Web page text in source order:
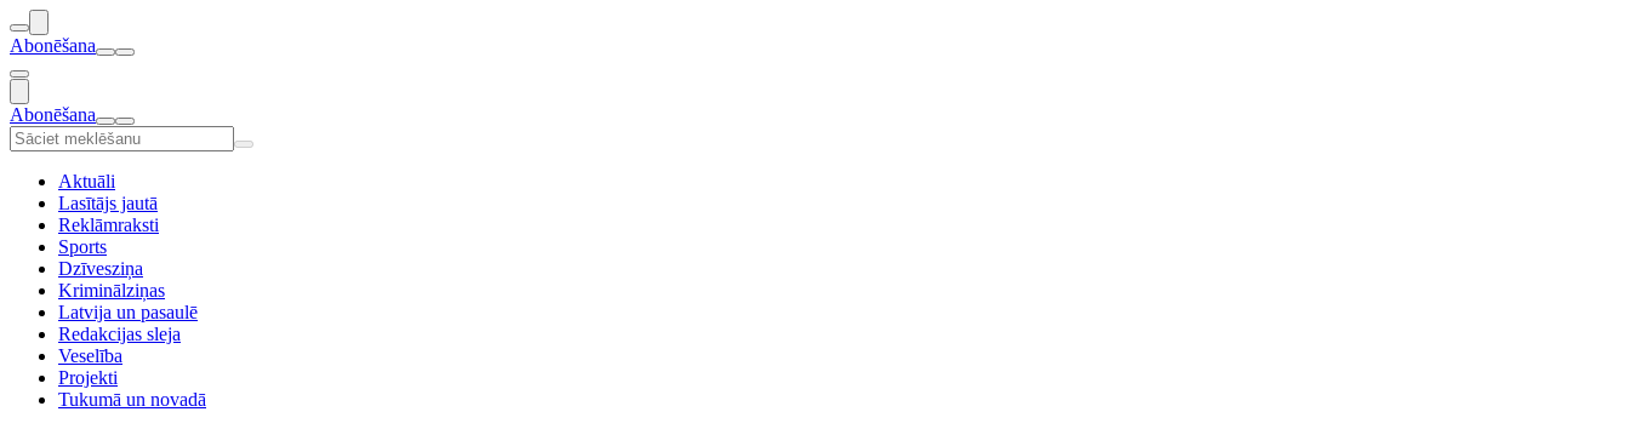
Abonēšana
Abonēšana
Aktuāli
Lasītājs jautā
Reklāmraksti
Sports
Dzīvesziņa
Kriminālziņas
Latvija un pasaulē
Redakcijas sleja
Veselība
Projekti
Tukumā un novadā